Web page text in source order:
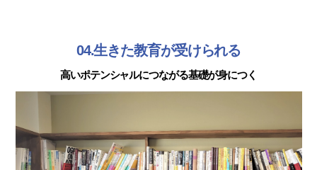
04.生きた教育が受けられる
高いポテンシャルにつながる基礎が身につく